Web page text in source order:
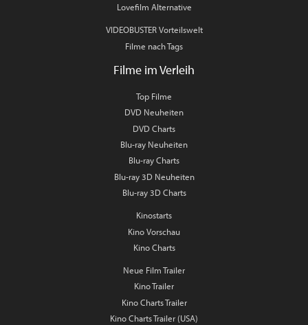
Lovefilm Alternative
VIDEOBUSTER Vorteilswelt
Filme nach Tags
Filme im Verleih
Top Filme
DVD Neuheiten
DVD Charts
Blu-ray Neuheiten
Blu-ray Charts
Blu-ray 3D Neuheiten
Blu-ray 3D Charts
Kinostarts
Kino Vorschau
Kino Charts
Neue Film Trailer
Kino Trailer
Kino Charts Trailer
Kino Charts Trailer (USA)